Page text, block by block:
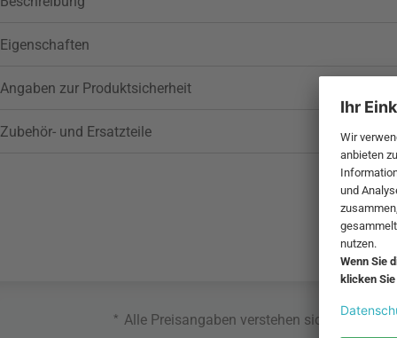
Eigenschaften
Angaben zur Produktsicherheit
Zubehör- und Ersatzteile
* Alle Preisangaben verstehen sich